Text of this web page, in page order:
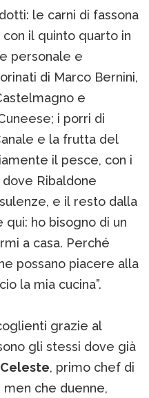
le carni di fassona
il quinto quarto in
personale e
di Marco Bernini,
e
i porri di
e la frutta del
il pesce, con i
Ribaldone
e il resto dalla
qui: ho bisogno di un
a casa. Perché
possano piacere alla
la mia cucina”.
grazie al
gli stessi dove già
, primo chef di
che duenne,